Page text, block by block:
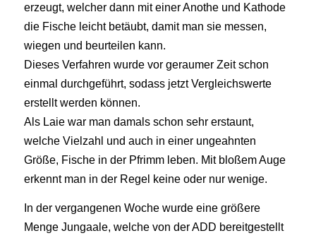
erzeugt, welcher dann mit einer Anothe und Kathode
die Fische leicht betäubt, damit man sie messen,
wiegen und beurteilen kann.
Dieses Verfahren wurde vor geraumer Zeit schon
einmal durchgeführt, sodass jetzt Vergleichswerte
erstellt werden können.
Als Laie war man damals schon sehr erstaunt,
welche Vielzahl und auch in einer ungeahnten
Größe, Fische in der Pfrimm leben. Mit bloßem Auge
erkennt man in der Regel keine oder nur wenige.
In der vergangenen Woche wurde eine größere
Menge Jungaale, welche von der ADD bereitgestellt